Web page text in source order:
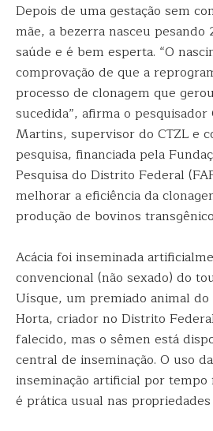
Depois de uma gestação sem
mãe, a bezerra nasceu pesando
saúde e é bem esperta. “O
comprovação de que a
processo de clonagem que
sucedida”, afirma o
Martins, supervisor do CTZL e
pesquisa, financiada pela
Pesquisa do Distrito Federal
melhorar a eficiência da
produção de bovinos
Acácia foi inseminada
convencional (não sexado) do
Uísque, um premiado animal
Horta, criador no Distrito
falecido, mas o sêmen está
central de inseminação. O uso
inseminação artificial por tempo
é prática usual nas